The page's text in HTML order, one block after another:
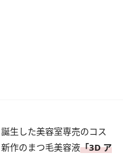
生した美容室専売のコス
作のまつ毛美容液「3D ア